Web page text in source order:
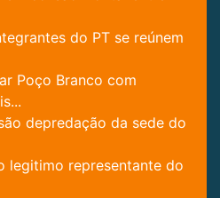
do PT se reúnem
Poço Branco com
depredação da sede do
legitimo representante do